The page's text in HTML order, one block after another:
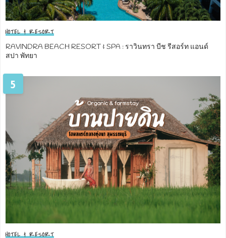
HOTEL & RESORT
RAVINDRA BEACH RESORT & SPA : ราวินทรา บีช รีสอร์ท แอนด์
สปา พัทยา
5
HOTEL & RESORT